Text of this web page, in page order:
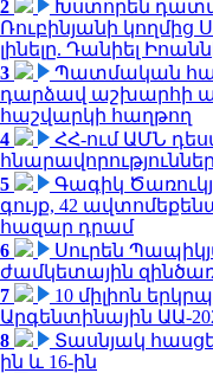
2
Խստորեն
Ռուբինյանի կողմից
լինելը. Դանիել
3
Պատմական
դարձավ աշխարհի
հաշվարկի հաղթող
4
ՀՀ-ում ԱՄՆ
5
Գագիկ
գույք, 42
հազար դրամ
6
Սուրեն
ժամկետային
7
10 միլիոն
Արգենտինային ԱԱ-
8
Տասնյակ
ին և 16-ին